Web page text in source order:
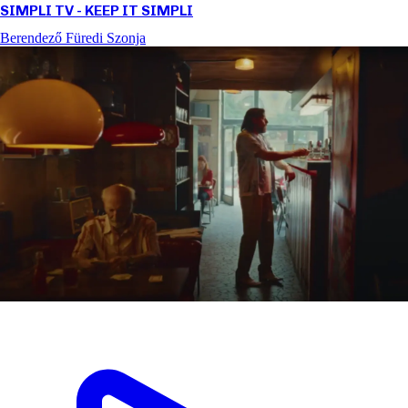
SIMPLI TV - KEEP IT SIMPLI
Berendező Füredi Szonja